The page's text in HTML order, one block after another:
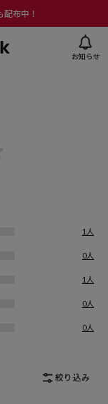
布中！
お知らせ
1人
0人
1人
0人
0人
絞り込み